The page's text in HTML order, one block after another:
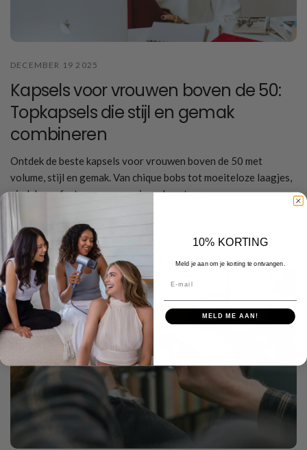
DECEMBER 19 2025
Kapsels voor vrouwen boven de 50:
Topkapsels die stijl en gemak
combineren
Ontdek de beste kapsels voor vrouwen boven de 50 met
volume, stijl en gemak. Van chique bobs tot moeiteloze laagjes,
vind de perfecte coupe voor jouw haartype.
Meer lezen
10% KORTING
Meld je aan om je korting te ontvangen.
MELD ME AAN!